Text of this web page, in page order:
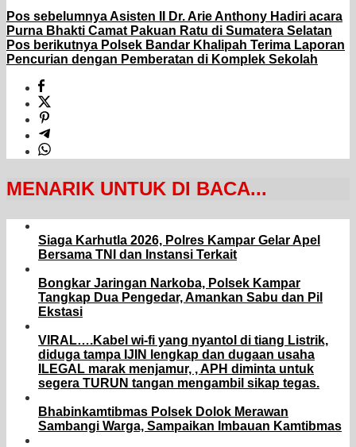
Pos sebelumnyaAsisten II Dr. Arie Anthony Hadiri acara
Purna Bhakti Camat Pakuan Ratu di Sumatera Selatan
Pos berikutnya Polsek Bandar Khalipah Terima Laporan
Pencurian dengan Pemberatan di Komplek Sekolah
MENARIK UNTUK DI BACA...
Siaga Karhutla 2026, Polres Kampar Gelar Apel
Bersama TNI dan Instansi Terkait
Bongkar Jaringan Narkoba, Polsek Kampar
Tangkap Dua Pengedar, Amankan Sabu dan Pil
Ekstasi
VIRAL….Kabel wi-fi yang nyantol di tiang Listrik,
diduga tampa IJIN lengkap dan dugaan usaha
ILEGAL marak menjamur, , APH diminta untuk
segera TURUN tangan mengambil sikap tegas.
Bhabinkamtibmas Polsek Dolok Merawan
Sambangi Warga, Sampaikan Imbauan Kamtibmas